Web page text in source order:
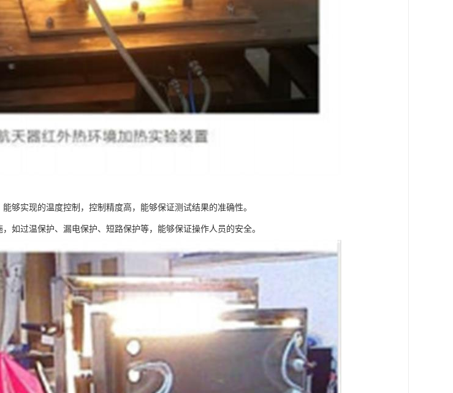
够实现的温度控制，控制精度高，能够保证测试结果的准确性。
如过温保护、漏电保护、短路保护等，能够保证操作人员的安全。